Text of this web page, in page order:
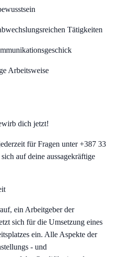
Tätigkeiten
Arbeitsweise
dich jetzt!
für Fragen unter +387 33
auf deine aussagekräftige
ein Arbeitgeber der
sich für die Umsetzung eines
ein. Alle Aspekte der
- und